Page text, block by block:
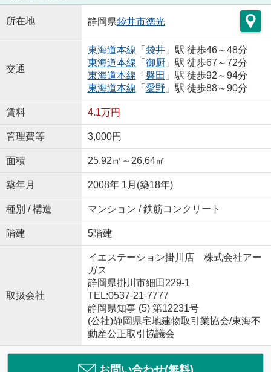
所在地 静岡県袋井市徳光
交通
東海道本線 「 袋井」駅 徒歩46～48分
東海道本線 「 御厨」駅 徒歩67～72分
東海道本線 「 磐田 」駅 徒歩92～94分
東海道本線 「 愛野 」駅 徒歩88～90分
賃料 4.1万円
管理費等 3,000円
面積 25.92㎡～26.64㎡
築年月 2008年 1月(築18年)
種別 / 構造 マンション / 鉄筋コンクリート
階建 5階建
取扱会社
イエステーション掛川店 株式会社アー
ガス
静岡県掛川市細田229-1
TEL:0537-21-7777
静岡県知事 (5) 第12231号
(公社)静岡県宅地建物取引業協会/東海不
動産公正取引協議会